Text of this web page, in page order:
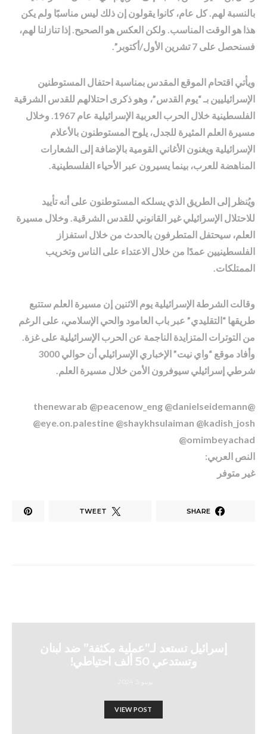
بالنسبة لهم. كل عام، كانوا يقولون إن ذلك ليس مناسبًا ولم يكن
هذا هو الوقت المناسب. ولكن العكس هو الصحيح. إذا تنازلنا لهم،
فسنحصل على 7 تشرين الأول/أكتوبر”.
ويأتي اقتحام الموقع المقدس بمناسبة احتفال المستوطنين
الإسرائيليين بـ “يوم القدس”، وهو ذكرى احتلالهم للقدس الشرقية
الفلسطينية خلال الحرب العربية الإسرائيلية عام 1967. وخلال
مسيرة العلم المثيرة للجدل، يلوح المستوطنون بالأعلام
الإسرائيلية ويغنون الأغاني القومية بالإضافة إلى الشعارات
المناهضة للعرب، بينما يسيرون عبر الأحياء الفلسطينية.
ويُنظر إلى الطريق الذي يسلكه المستوطنون على أنه تأييد
للاحتلال الإسرائيلي غير القانوني للقدس الشرقية. وخلال مسيرة
العلم، سيحتفل المتطرفون بالحدث من خلال استفزاز
الفلسطينيين عمدًا من خلال الاعتداء على الناس وتخريب
الممتلكات.
وقالت الشرطة الإسرائيلية يوم الاثنين إن مسيرة العلم ستتبع
طريقها “التقليدي” عبر باب العامود والحي الإسلامي، على الرغم
من التوترات المتزايدة الناجمة عن الحرب الإسرائيلية على غزة.
وأفاد موقع “واي نيت” الإخباري الإسرائيلي أن حوالي 3000
شرطي إسرائيلي سيوفرون الأمن خلال مسيرة العلم.
@thenewarab @peacenow_eng @danielseidemann
@eye.on.palestine @shaykhsulaiman @kadish_josh
@omimbeyachad
النص العربي:
غير متوفر
SHARE
TWEET
إسرائيل تستعد لـ”عملية مكثفة” ضد لبنان
وتستدعي 50 ألف احتياطي!
VIEW POST